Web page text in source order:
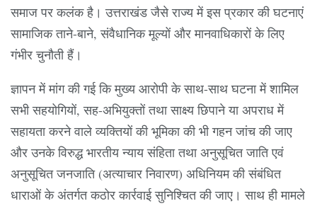
समाज पर कलंक है। उत्तराखंड जैसे राज्य में इस प्रकार की घटनाएं
सामाजिक ताने-बाने, संवैधानिक मूल्यों और मानवाधिकारों के लिए
गंभीर चुनौती हैं।
ज्ञापन में मांग की गई कि मुख्य आरोपी के साथ-साथ घटना में शामिल
सभी सहयोगियों, सह-अभियुक्तों तथा साक्ष्य छिपाने या अपराध में
सहायता करने वाले व्यक्तियों की भूमिका की भी गहन जांच की जाए
और उनके विरुद्ध भारतीय न्याय संहिता तथा अनुसूचित जाति एवं
अनुसूचित जनजाति (अत्याचार निवारण) अधिनियम की संबंधित
धाराओं के अंतर्गत कठोर कार्रवाई सुनिश्चित की जाए। साथ ही मामले